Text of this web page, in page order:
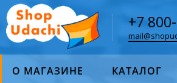
+7
О МАГАЗИНЕ КАТАЛОГ